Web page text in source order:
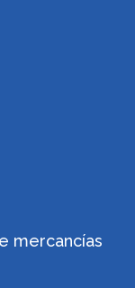
mercancías